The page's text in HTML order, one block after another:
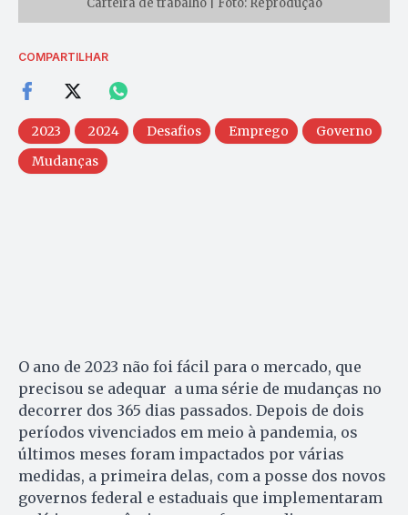
Carteira de trabalho | Foto: Reprodução
COMPARTILHAR
2023 2024 Desafios Emprego
Governo
Mudanças
O ano de 2023 não foi fácil para o mercado, que
precisou se adequar a uma série de mudanças no
decorrer dos 365 dias passados. Depois de dois
períodos vivenciados em meio à pandemia, os
últimos meses foram impactados por várias
medidas, a primeira delas, com a posse dos novos
governos federal e estaduais que implementaram